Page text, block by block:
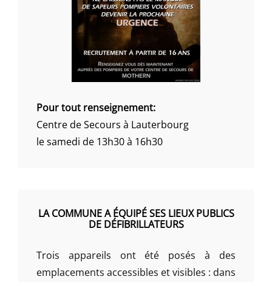
Pour tout renseignement:
Centre de Secours à Lauterbourg
le samedi de 13h30 à 16h30
LA COMMUNE A ÉQUIPÉ SES LIEUX PUBLICS
DE DÉFIBRILLATEURS
Trois appareils ont été posés à des
emplacements accessibles et visibles : dans